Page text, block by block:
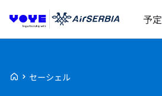
予定
Voye Homepage
セーシェル